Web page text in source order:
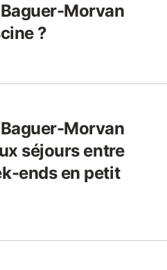
Morvan
?
Morvan
séjours entre
ends en petit